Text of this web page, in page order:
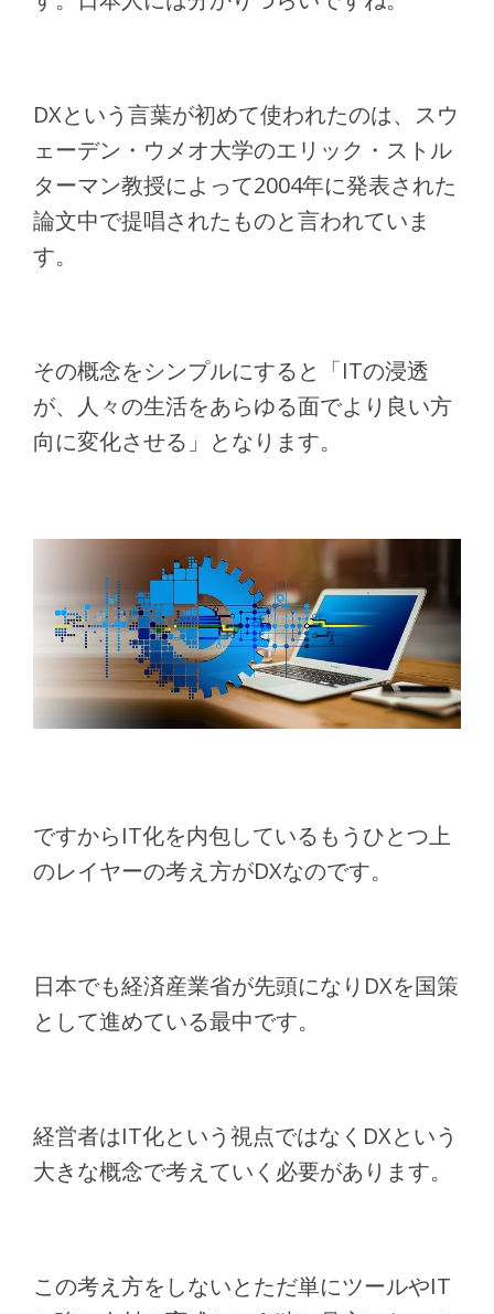
DXという言葉が初めて使われたのは、スウ
ェーデン・ウメオ大学のエリック・ストル
ターマン教授によって2004年に発表された
論文中で提唱されたものと言われていま
す。
その概念をシンプルにすると「ITの浸透
が、人々の生活をあらゆる面でより良い方
向に変化させる」となります。
ですからIT化を内包しているもうひとつ上
のレイヤーの考え方がDXなのです。
日本でも経済産業省が先頭になりDXを国策
として進めている最中です。
経営者はIT化という視点ではなくDXという
大きな概念で考えていく必要があります。
この考え方をしないとただ単にツールやIT